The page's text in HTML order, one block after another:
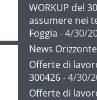
WORKUP del
assumere nei
Foggia - 4/30/
News
Offerte di
300426- 4/30/
Offerte di